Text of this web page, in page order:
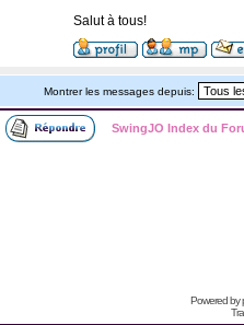
Salut à tous!
Montrer les messages depuis:
SwingJO Index du
Powered by